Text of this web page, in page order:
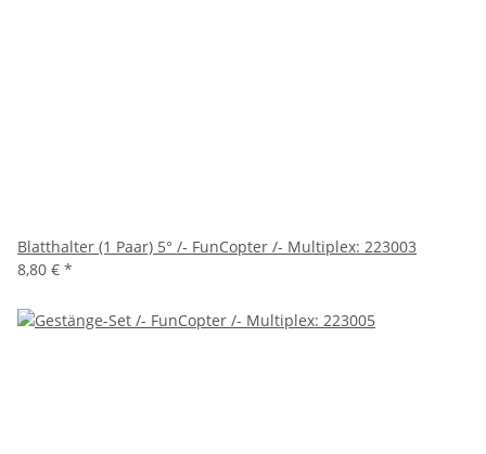
Blatthalter (1 Paar) 5° /- FunCopter /- Multiplex: 223003
8,80 € *